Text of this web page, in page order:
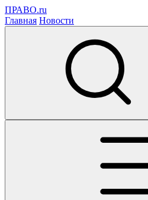
ПРАВО.ru
Главная Новости